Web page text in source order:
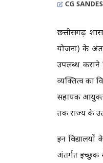
CG
छत्तीसगढ़
योजना) के
उपलब्ध कराने
व्यक्तित्व का
सहायक आयुक्त
तक राज्य के
इन विद्यालयों
अंतर्गत इच्छुक